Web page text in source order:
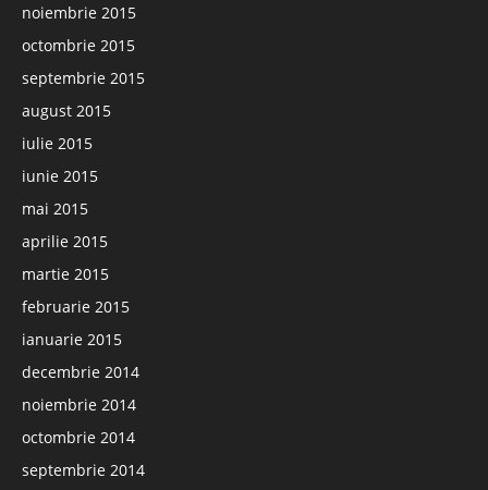
noiembrie 2015
octombrie 2015
septembrie 2015
august 2015
iulie 2015
iunie 2015
mai 2015
aprilie 2015
martie 2015
februarie 2015
ianuarie 2015
decembrie 2014
noiembrie 2014
octombrie 2014
septembrie 2014